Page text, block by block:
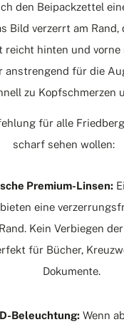
den Beipackzettel
Bild verzerrt am
reicht hinten und vorne
anstrengend für die
zu Kopfschmerzen
für alle
scharf sehen wollen:
Premium-Linsen:
eine
Kein Verbiegen
für Bücher,
Dokumente.
Beleuchtung:Wenn